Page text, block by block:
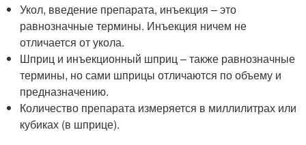
Укол, введение препарата, инъекция – это
равнозначные термины. Инъекция ничем не
отличается от укола.
Шприц и инъекционный шприц – также равнозначные
термины, но сами шприцы отличаются по объему и
предназначению.
Количество препарата измеряется в миллилитрах или
кубиках (в шприце).